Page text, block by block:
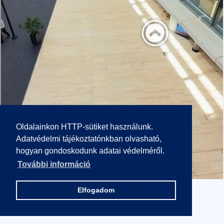
Oldalainkon HTTP-sütiket használunk.
Adatvédelmi tájékoztatónkban olvasható,
hogyan gondoskodunk adatai védelméről.
További információ
Elfogadom